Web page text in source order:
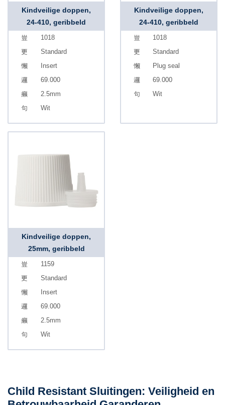
Kindveilige doppen,
24-410, geribbeld
1018
Standard
Insert
69.000
2.5mm
Wit
Kindveilige doppen,
24-410, geribbeld
1018
Standard
Plug seal
69.000
Wit
Kindveilige doppen,
25mm, geribbeld
1159
Standard
Insert
69.000
2.5mm
Wit
Child Resistant Sluitingen: Veiligheid en